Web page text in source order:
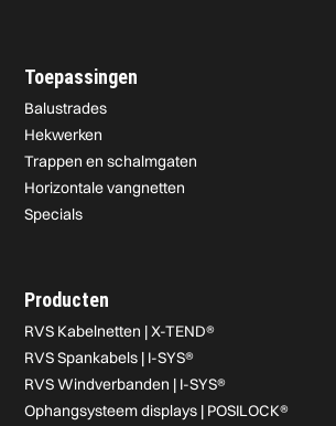
Toepassingen
Balustrades
Hekwerken
Trappen en schalmgaten
Horizontale vangnetten
Specials
Producten
RVS Kabelnetten | X-TEND®
RVS Spankabels | I-SYS®
RVS Windverbanden | I-SYS®
Ophangsysteem displays | POSILOCK®